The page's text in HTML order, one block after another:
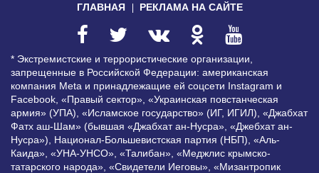
ГЛАВНАЯ РЕКЛАМА НА САЙТЕ
* Экстремистские и террористические организации,
запрещенные в Российской Федерации: американская
компания Meta и принадлежащие ей соцсети Instagram и
Facebook, «Правый сектор», «Украинская повстанческая
армия» (УПА), «Исламское государство» (ИГ, ИГИЛ), «Джабхат
Фатх аш-Шам» (бывшая «Джабхат ан-Нусра», «Джебхат ан-
Нусра»), Национал-Большевистская партия (НБП), «Аль-
Каида», «УНА-УНСО», «Талибан», «Меджлис крымско-
татарского народа», «Свидетели Иеговы», «Мизантропик